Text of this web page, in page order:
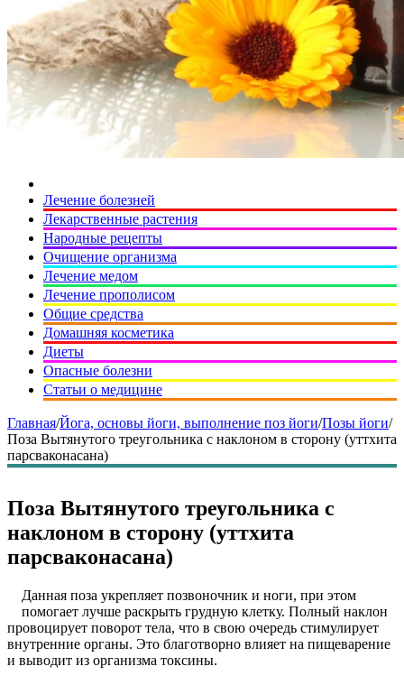
Лечение болезней
Лекарственные растения
Народные рецепты
Очищение организма
Лечение медом
Лечение прополисом
Общие средства
Домашняя косметика
Диеты
Опасные болезни
Статьи о медицине
Главная/Йога, основы йоги, выполнение поз йоги/Позы йоги/
Поза Вытянутого треугольника с наклоном в сторону (уттхита
парсваконасана)
Поза Вытянутого треугольника с
наклоном в сторону (уттхита
парсваконасана)
Данная поза укрепляет позвоночник и ноги, при этом
помогает лучше раскрыть грудную клетку. Полный наклон
провоцирует поворот тела, что в свою очередь стимулирует
внутренние органы. Это благотворно влияет на пищеварение
и выводит из организма токсины.